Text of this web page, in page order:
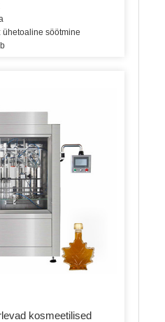
ühetoaline söötmine
kosmeetilised